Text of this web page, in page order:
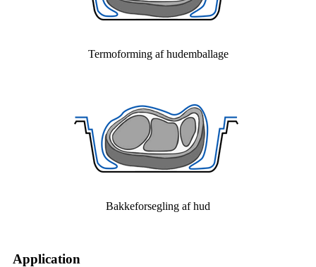
Termoforming af hudemballage
Bakkeforsegling af hud
Application